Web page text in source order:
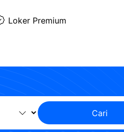
Loker Premium
Cari